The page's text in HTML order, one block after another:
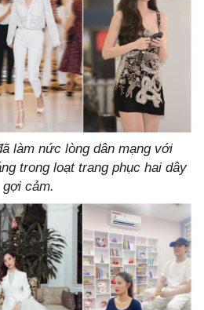
làm nức lòng dân mạng với
trong loạt trang phục hai dây
gợi cảm.